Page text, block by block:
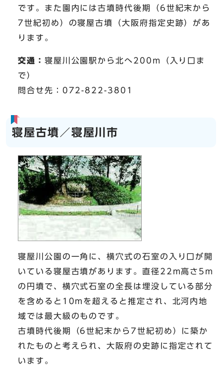
です。また園内には古墳時代後期（6世紀末から
7世紀初め）の寝屋古墳（大阪府指定史跡）があ
ります。
交通： 寝屋川公園駅から北へ200m（入り口ま
で）
問合せ先：072-822-3801
寝屋古墳／寝屋川市
寝屋川公園の一角に、横穴式の石室の入り口が開
いている寝屋古墳があります。直径22m高さ5m
の円墳で、横穴式石室の全長は埋没している部分
を含めると10mを超えると推定され、北河内地
域では最大級のものです。
古墳時代後期（6世紀末から7世紀初め）に築か
れたものと考えられ、大阪府の史跡に指定されて
います。